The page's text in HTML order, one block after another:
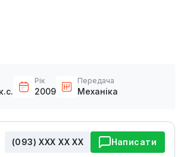
Рік
2009
Передача
Механіка
(093) ХХХ ХХ ХХ Написати